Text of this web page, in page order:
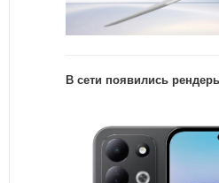
В сети появились